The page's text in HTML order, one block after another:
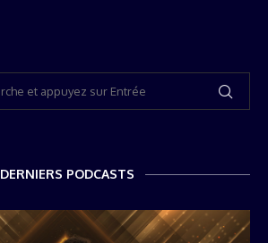
DERNIERS PODCASTS